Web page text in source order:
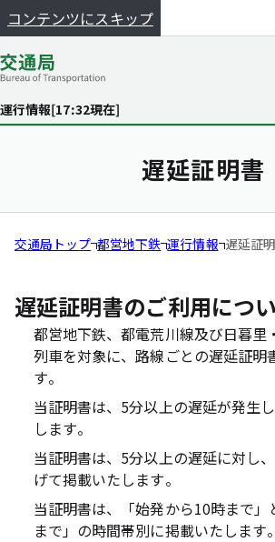
コンテンツにスキップ
運行情報[17:32現在]
遅延証明書
交通局トップ 都営地下鉄 運行情報 遅延証
遅延証明書のご利用につ
都営地下鉄、都電荒川線及び日暮里
列車を対象に、路線ごとの遅延証明
す。
当証明書は、5分以上の遅延が発生
します。
当証明書は、5分以上の遅延に対し
げて掲載いたします。
当証明書は、「始発から10時まで
まで」の時間帯別に掲載いたします。